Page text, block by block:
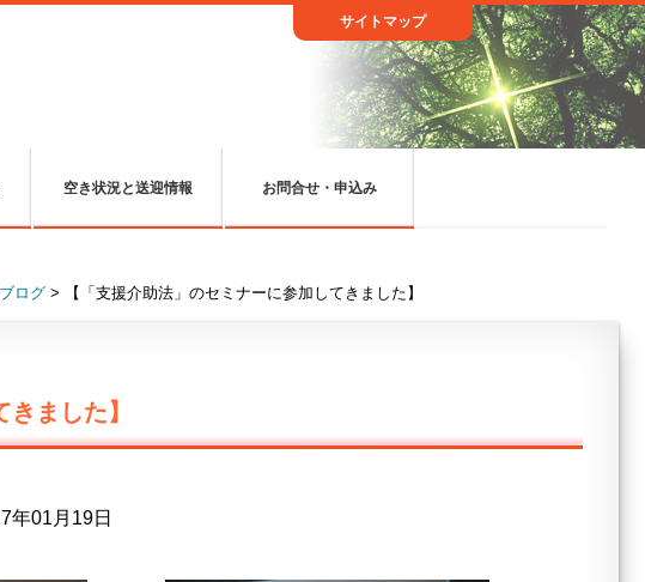
サイトマップ
空き状況と送迎情報 お問合せ・申込み
ログ > 【「支援介助法」のセミナーに参加してきました】
ました】
年01月19日